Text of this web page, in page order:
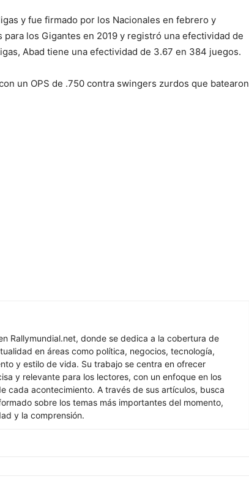
y fue firmado por los Nacionales en febrero y
para los Gigantes en 2019 y registró una efectividad de
Abad tiene una efectividad de 3.67 en 384 juegos.
un OPS de .750 contra swingers zurdos que batearon
Rallymundial.net, donde se dedica a la cobertura de
en áreas como política, negocios, tecnología,
y estilo de vida. Su trabajo se centra en ofrecer
y relevante para los lectores, con un enfoque en los
cada acontecimiento. A través de sus artículos, busca
sobre los temas más importantes del momento,
y la comprensión.